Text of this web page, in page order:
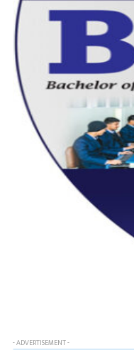
- ADVERTISEMENT -